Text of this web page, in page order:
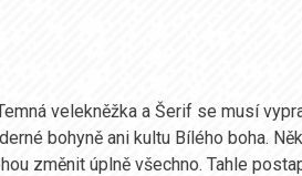
velekněžka a Šerif se musí
bohyně ani kultu Bílého boha.
změnit úplně všechno. Tahle